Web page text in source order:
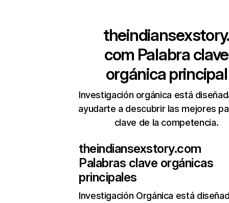
theindiansexstory.
com Palabra clave
orgánica principal
Investigación orgánica está
ayudarte a descubrir las mejores
clave de la competencia.
theindiansexstory.com
Palabras clave orgánicas
principales
Investigación Orgánica está